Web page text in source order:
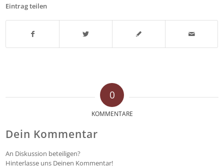
Eintrag teilen
0
KOMMENTARE
Dein Kommentar
An Diskussion beteiligen?
Hinterlasse uns Deinen Kommentar!